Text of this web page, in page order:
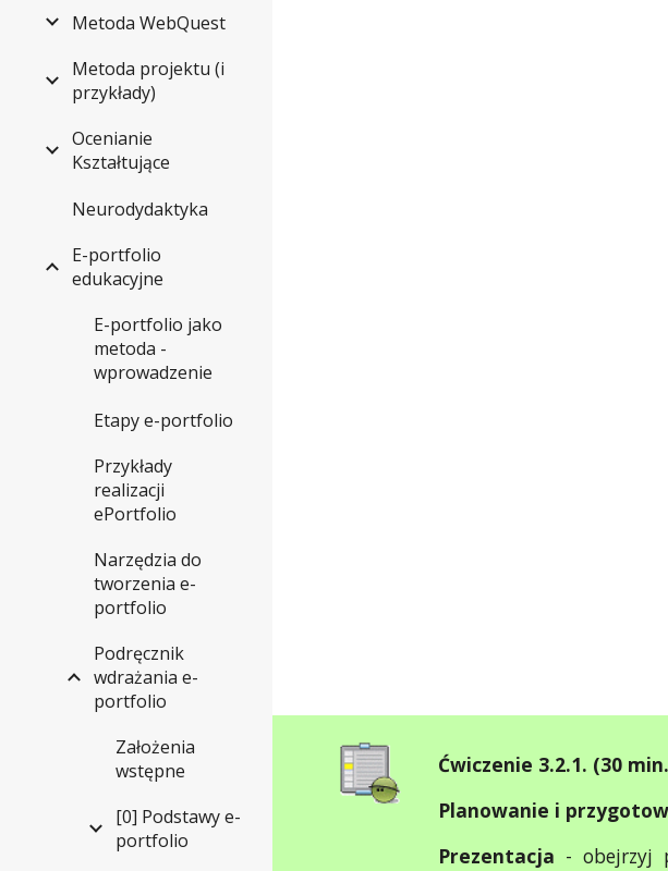
Metoda WebQuest
Metoda projektu (i
przykłady)
Ocenianie
Kształtujące
Neurodydaktyka
E-portfolio
edukacyjne
E-portfolio jako
metoda -
wprowadzenie
Etapy e-portfolio
Przykłady
realizacji
ePortfolio
Narzędzia do
tworzenia e-
portfolio
Podręcznik
wdrażania e-
portfolio
Założenia
wstępne
[0] Podstawy e-
portfolio
Ćwiczenie 3.2.1. (30
Planowanie i
Prezentacja - obejrzyj